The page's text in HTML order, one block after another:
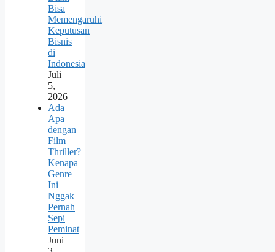
Bisa
Memengaruhi
Keputusan
Bisnis
di
Indonesia
Juli
5,
2026
Ada
Apa
dengan
Film
Thriller?
Kenapa
Genre
Ini
Nggak
Pernah
Sepi
Peminat
Juni